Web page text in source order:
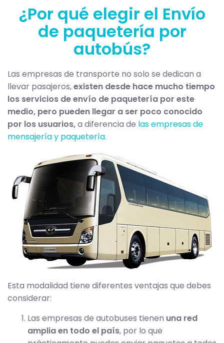
¿Por qué elegir el Envío
de paquetería por
autobús?
Las empresas de transporte no solo se dedican a
llevar pasajeros,existen desde hace mucho tiempo
los servicios de envío de paquetería por este
medio, pero pueden llegar a ser poco conocido
por los usuarios,a diferencia de las empresas de
mensajería y paquetería.
Esta modalidad tiene diferentes ventajas que debes
considerar:
Las empresas de autobuses tienen una red
amplia en todo el país, por lo que